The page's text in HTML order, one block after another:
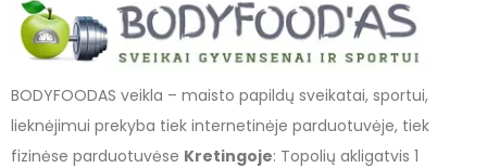
BODYFOODAS veikla – maisto papildų sveikatai, sportui,
lieknėjimui prekyba tiek internetinėje parduotuvėje, tiek
fizinėse parduotuvėse Kretingoje: Topolių akligatvis 1